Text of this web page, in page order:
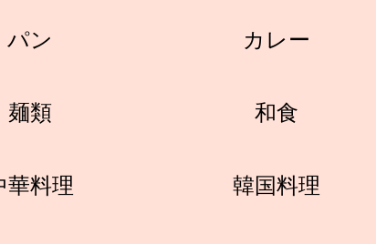
パン カレー
麺類 和食
華料理 韓国料理